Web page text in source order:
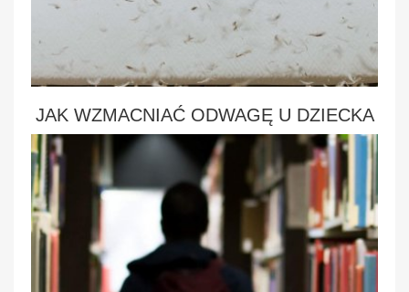
JAK WZMACNIAĆ ODWAGĘ U DZIECKA